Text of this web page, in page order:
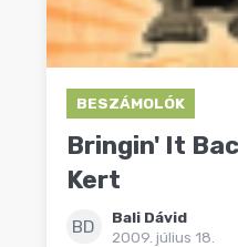
BESZÁMOLÓK
Bringin' It
Kert
BD
Bali Dávid
2009. július 18.